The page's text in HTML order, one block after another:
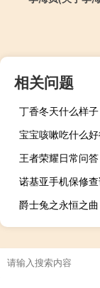
相关问题
丁香冬天什么样子
爵士兔之永恒之曲